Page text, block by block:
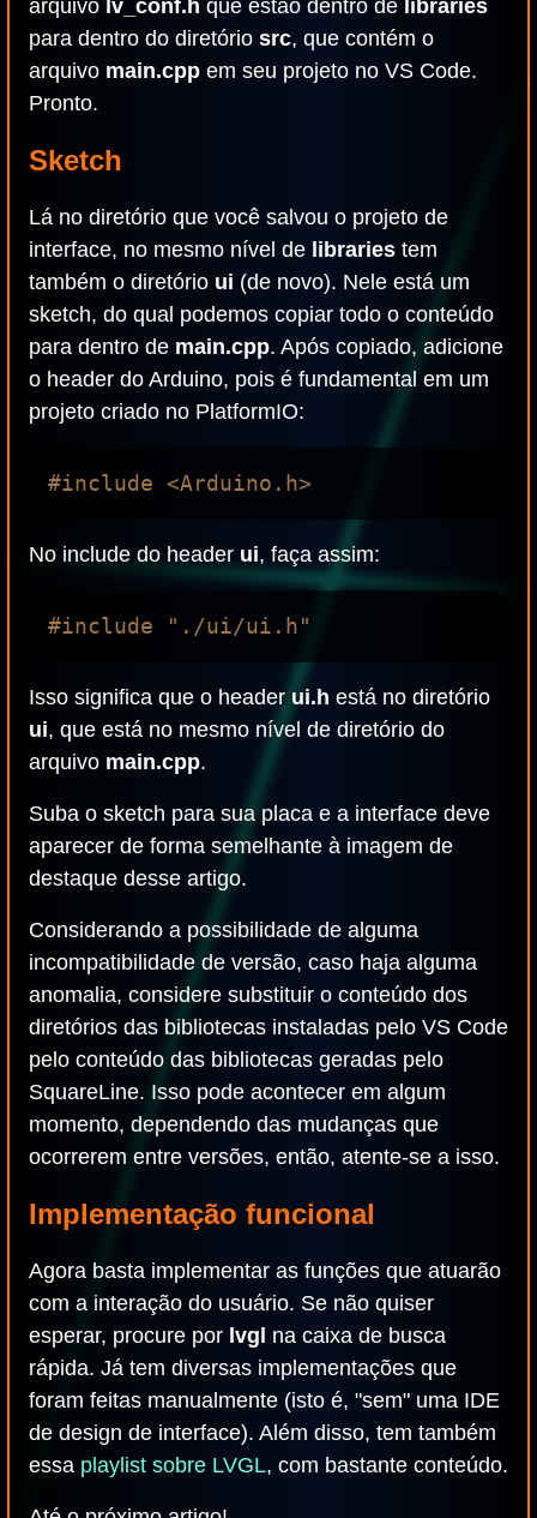
arquivo lv_conf.h que estão dentro de libraries
para dentro do diretório src, que contém o
arquivo main.cpp em seu projeto no VS Code.
Pronto.
Sketch
Lá no diretório que você salvou o projeto de
interface, no mesmo nível de libraries tem
também o diretório ui (de novo). Nele está um
sketch, do qual podemos copiar todo o conteúdo
para dentro de main.cpp. Após copiado, adicione
o header do Arduino, pois é fundamental em um
projeto criado no PlatformIO:
No include do header ui, faça assim:
Isso significa que o header ui.h está no diretório
ui, que está no mesmo nível de diretório do
arquivo main.cpp.
Suba o sketch para sua placa e a interface deve
aparecer de forma semelhante à imagem de
destaque desse artigo.
Considerando a possibilidade de alguma
incompatibilidade de versão, caso haja alguma
anomalia, considere substituir o conteúdo dos
diretórios das bibliotecas instaladas pelo VS Code
pelo conteúdo das bibliotecas geradas pelo
SquareLine. Isso pode acontecer em algum
momento, dependendo das mudanças que
ocorrerem entre versões, então, atente-se a isso.
Implementação funcional
Agora basta implementar as funções que atuarão
com a interação do usuário. Se não quiser
esperar, procure por lvgl na caixa de busca
rápida. Já tem diversas implementações que
foram feitas manualmente (isto é, "sem" uma IDE
de design de interface). Além disso, tem também
essa playlist sobre LVGL, com bastante conteúdo.